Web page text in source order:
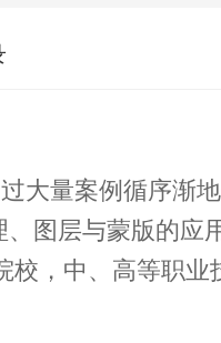
大量案例循序渐
图层与蒙版的
，中、高等职